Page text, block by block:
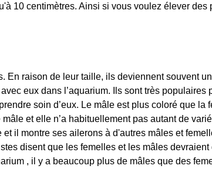
10 centimètres. Ainsi si vous voulez élever
En raison de leur taille, ils deviennent souvent
eux dans l’aquarium. Ils sont très
soin d’eux. Le mâle est plus coloré que
et elle n’a habituellement pas autant de
il montre ses ailerons à d'autres mâles et
disent que les femelles et les mâles
, il y a beaucoup plus de mâles que des